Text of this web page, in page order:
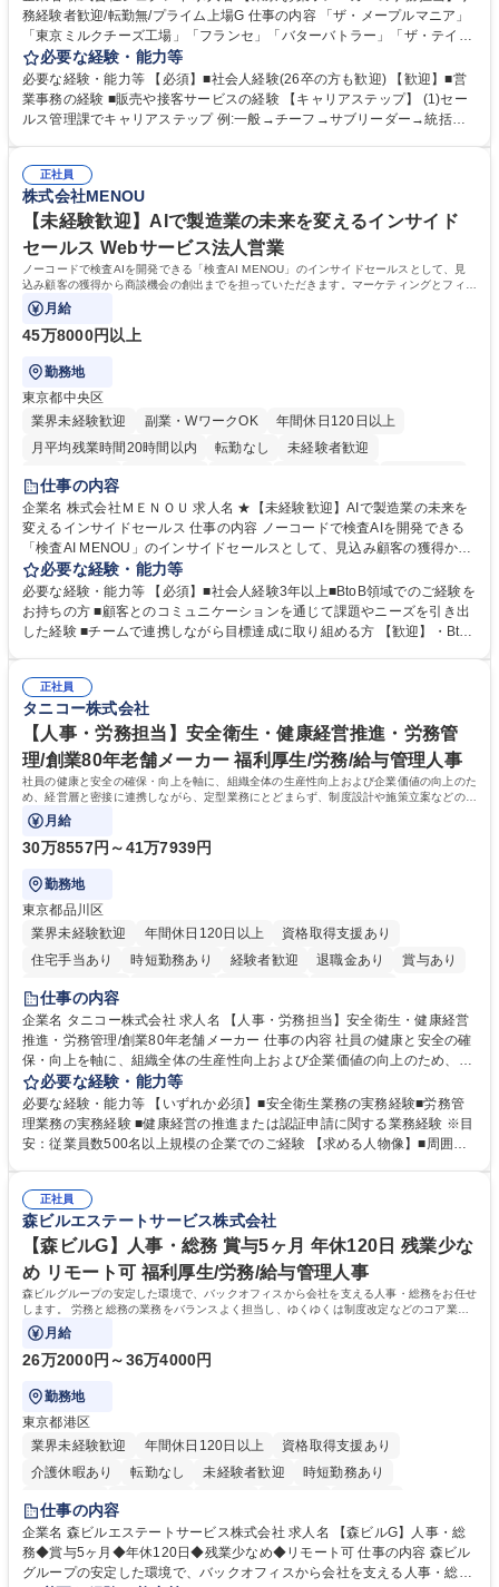
務経験者歓迎/転勤無/プライム上場G 仕事の内容 「ザ・メープルマニア」
「東京ミルクチーズ工場」「フランセ」「バターバトラー」「ザ・テイラ
ー」「DROOLY」等のブランドを多数展開する当社にて、オリジナル菓子
ブランド商品の事務業務をお任せいたします。 【具体的な業務内容】 ■店
舗からの発注受付/PC入力業務 ■受電対応(社内/社外) ■商品のマスター登
録 ■日々の売上抽出・報告 ■提携企業への書類送付業務 ■契約書管理業務
必要な経験・能力等
必要な経験・能力等 【必須】■社会人経験(26卒の方も歓迎) 【歓迎】■営
業事務の経験 ■販売や接客サービスの経験 【キャリアステップ】 (1)セー
ルス管理課でキャリアステップ 例:一般→チーフ→サブリーダー→統括リ
や個別面談を通してご自身のキャリアと向き合っていただき、会社として
もバックアップしていきます。 学歴・資格 学歴：大学院 大学 高専 短大
専修学校 高校 語学力： 資格：
正社員
株式会社MENOU
【未経験歓迎】AIで製造業の未来を変えるインサイド
セールス Webサービス法人営業
ノーコードで検査AIを開発できる「検査AI MENOU」のインサイドセールスとして、見
込み顧客の獲得から商談機会の創出までを担っていただきます。マーケティングとフィー
ルドセールスをつなぐ役割として、
月給
45万8000円以上
勤務地
東京都中央区
業界未経験歓迎
副業・WワークOK
年間休日120日以上
月平均残業時間20時間以内
転勤なし
未経験者歓迎
時短勤務あり
駅近5分以内
土日祝休み 服装自由
仕事の内容
企業名 株式会社ＭＥＮＯＵ 求人名 ★【未経験歓迎】AIで製造業の未来を
変えるインサイドセールス 仕事の内容 ノーコードで検査AIを開発できる
「検査AI MENOU」のインサイドセールスとして、見込み顧客の獲得から
商談機会の創出までを担っていただきます。マーケティングとフィールド
セールスをつなぐ役割として、 適切なタイミングで顧客とコミュニケーシ
ョンを取りながら、受注につながる商談機会の最大化を目指します。 【具
体的な仕事内容】 リードへの電話・メールによるアプローチ/リードナー
実行/フィールドセールスへの案件連携 募集職種 ★【未経験歓迎】AIで製
造業の未来を変えるインサイドセールス
必要な経験・能力等
必要な経験・能力等 【必須】■社会人経験3年以上■BtoB領域でのご経験を
お持ちの方 ■顧客とのコミュニケーションを通じて課題やニーズを引き出
した経験 ■チームで連携しながら目標達成に取り組める方 【歓迎】・BtoB
企画・実行経験 ・CRM・リードナーチャリングに関する知見 ・データを
もとに営業プロセスを改善した経験 学歴・資格 学歴：大学院 大学 高専 短
大 専修学校 高校 語学力： 資格：
正社員
タニコー株式会社
【人事・労務担当】安全衛生・健康経営推進・労務管
理/創業80年老舗メーカー 福利厚生/労務/給与管理人事
社員の健康と安全の確保・向上を軸に、組織全体の生産性向上および企業価値の向上のた
め、経営層と密接に連携しながら、定型業務にとどまらず、制度設計や施策立案などの上
流工程から関与していただきます。
月給
30万8557円～41万7939円
勤務地
東京都品川区
業界未経験歓迎
年間休日120日以上
資格取得支援あり
住宅手当あり
時短勤務あり 経験者歓迎 退職金あり
賞与あり
完全週休2日制
寮・社宅あり
仕事の内容
企業名 タニコー株式会社 求人名 【人事・労務担当】安全衛生・健康経営
推進・労務管理/創業80年老舗メーカー 仕事の内容 社員の健康と安全の確
保・向上を軸に、組織全体の生産性向上および企業価値の向上のため、経
営層と密接に連携しながら、定型業務にとどまらず、制度設計や施策立案
などの上流工程から関与していただきます。 【主な業務内容】■安全衛生
業務（ストレスチェック、健康診断の運用、産業医との連携 など）■健康
経営認証取得に向けた企画・推進■労務管理（労働時間の分析、労働環境
を底上げすべく、ともにご活躍いただける方の増員募集となります。 募集
職種 【人事・労務担当】安全衛生・健康経営推進・労務管理/創業80年老
舗メーカー
必要な経験・能力等
必要な経験・能力等 【いずれか必須】■安全衛生業務の実務経験■労務管
理業務の実務経験 ■健康経営の推進または認証申請に関する業務経験 ※目
安：従業員数500名以上規模の企業でのご経験 【求める人物像】■周囲
部門と連携しながら業務を推進できる方■Excelや労務管理システムの実務
使用経験をお持ちの方 学歴・資格 学歴：大学院 大学 高専 短大 専修学校
高校 語学力： 資格：
正社員
森ビルエステートサービス株式会社
【森ビルG】人事・総務 賞与5ヶ月 年休120日 残業少な
め リモート可 福利厚生/労務/給与管理人事
森ビルグループの安定した環境で、バックオフィスから会社を支える人事・総務をお任せ
します。 労務と総務の業務をバランスよく担当し、ゆくゆくは制度改定などのコア業務
にも挑戦できる、やりがいある環境です。
月給
26万2000円～36万4000円
勤務地
東京都港区
業界未経験歓迎
年間休日120日以上
資格取得支援あり
介護休暇あり
転勤なし 未経験者歓迎
時短勤務あり
経験者歓迎
完全週休2日制
交通費支給 長期歓迎 駅近5分以内 土日祝休み
仕事の内容
企業名 森ビルエステートサービス株式会社 求人名 【森ビルG】人事・総
務◆賞与5ヶ月◆年休120日◆残業少なめ◆リモート可 仕事の内容 森ビル
グループの安定した環境で、バックオフィスから会社を支える人事・総務